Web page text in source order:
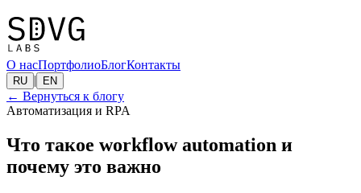
О насПортфолиоБлогКонтакты
RU | EN
← Вернуться к блогу
Автоматизация и RPA
Что такое workflow automation и
почему это важно